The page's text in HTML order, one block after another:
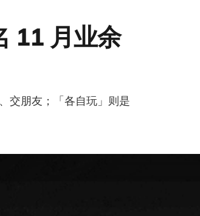
11 月业余
交朋友；「各自玩」则是